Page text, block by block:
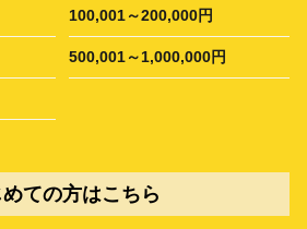
100,001～200,000円
500,001～1,000,000円
ての方はこちら